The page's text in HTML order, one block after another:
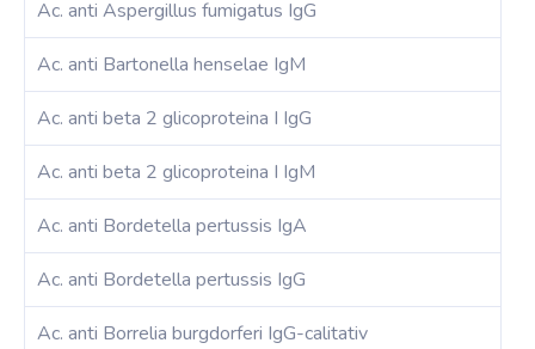
Ac. anti Aspergillus fumigatus IgG
Ac. anti Bartonella henselae IgM
Ac. anti beta 2 glicoproteina I IgG
Ac. anti beta 2 glicoproteina I IgM
Ac. anti Bordetella pertussis IgA
Ac. anti Bordetella pertussis IgG
Ac. anti Borrelia burgdorferi IgG-calitativ